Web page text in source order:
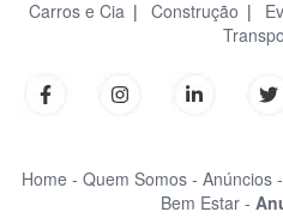
Carros e Cia | Construção |
Home - Quem Somos - Anúncios -
Bem Estar -